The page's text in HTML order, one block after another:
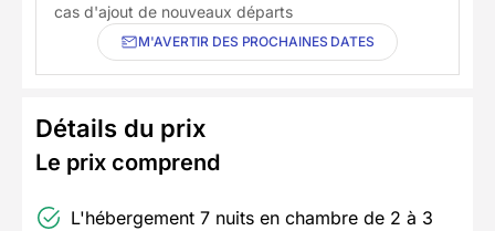
cas d'ajout de nouveaux départs
M'AVERTIR DES PROCHAINES DATES
Détails du prix
Le prix comprend
L'hébergement 7 nuits en chambre de 2 à 3